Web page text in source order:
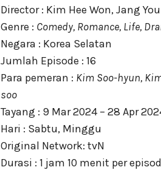
Director : Kim Hee Won, Jang
Genre : Comedy, Romance, Life,
Negara : Korea Selatan
Jumlah Episode : 16
Para pemeran : Kim Soo-hyun,
soo
Tayang : 9 Mar 2024 – 28 Apr
Hari : Sabtu, Minggu
Original Network: tvN
Durasi : 1 jam 10 menit per